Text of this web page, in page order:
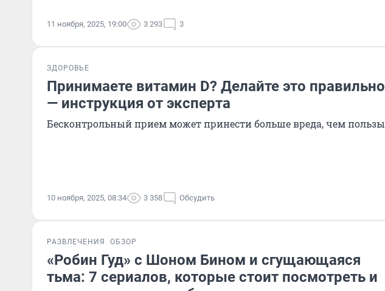
11 ноября, 2025, 19:00 3 293 3
ЗДОРОВЬЕ
Принимаете витамин D? Делайте это правильно
— инструкция от эксперта
Бесконтрольный прием может принести больше вреда, чем пользы
10 ноября, 2025, 08:34 3 358 Обсудить
РАЗВЛЕЧЕНИЯ ОБЗОР
«Робин Гуд» с Шоном Бином и сгущающаяся
тьма: 7 сериалов, которые стоит посмотреть и